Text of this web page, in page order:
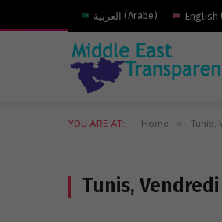
العربية (Arabe) English
YOU ARE AT: Home » Tunis,
Tunis,